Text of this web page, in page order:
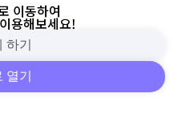
검색 로그인
이동하여
용해보세요!
하기
열기